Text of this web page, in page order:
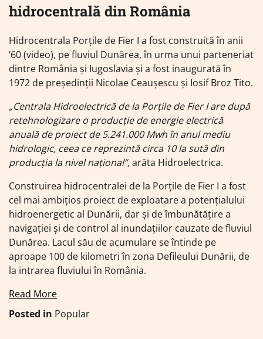
hidrocentrală din România
Hidrocentrala Porțile de Fier I a fost construită în anii
‘60 (video), pe fluviul Dunărea, în urma unui parteneriat
dintre România și Iugoslavia și a fost inaugurată în
1972 de președinții Nicolae Ceauşescu şi Iosif Broz Tito.
„Centrala Hidroelectrică de la Porțile de Fier I are după
retehnologizare o producție de energie electrică
anuală de proiect de 5.241.000 Mwh în anul mediu
hidrologic, ceea ce reprezintă circa 10 la sută din
producția la nivel național”,arăta Hidroelectrica.
Construirea hidrocentralei de la Porţile de Fier I a fost
cel mai ambiţios proiect de exploatare a potenţialului
hidroenergetic al Dunării, dar şi de îmbunătăţire a
navigaţiei şi de control al inundaţiilor cauzate de fluviul
Dunărea. Lacul său de acumulare se întinde pe
aproape 100 de kilometri în zona Defileului Dunării, de
la intrarea fluviului în România.
Read More
Posted in Popular